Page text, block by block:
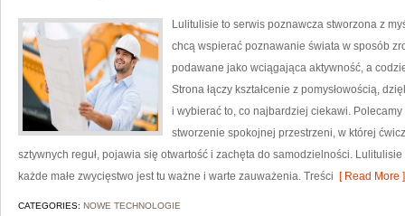
Lulitulisie to serwis poznawcza stworzona z
chcą wspierać poznawanie świata w sposób
podawane jako wciągająca aktywność, a
Strona łączy kształcenie z pomysłowością,
i wybierać to, co najbardziej ciekawi.
stworzenie spokojnej przestrzeni, w której
sztywnych reguł, pojawia się otwartość i zachęta do samodzielności.
każde małe zwycięstwo jest tu ważne i warte zauważenia. Treści [ Read More ]
CATEGORIES: NOWE TECHNOLOGIE